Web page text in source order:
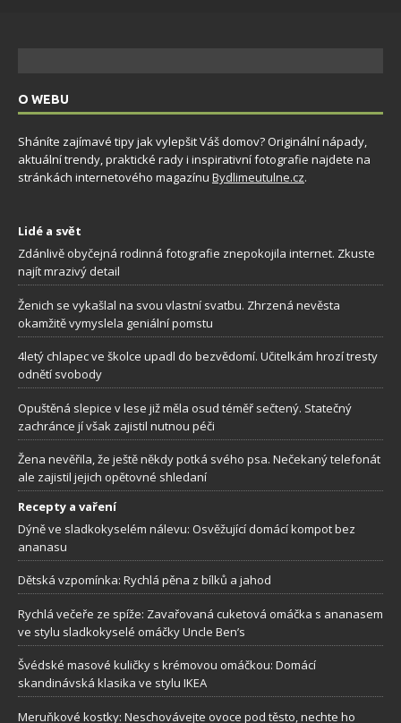
O WEBU
Sháníte zajímavé tipy jak vylepšit Váš domov? Originální nápady,
aktuální trendy, praktické rady i inspirativní fotografie najdete na
stránkách internetového magazínu Bydlimeutulne.cz.
Lidé a svět
Zdánlivě obyčejná rodinná fotografie znepokojila internet. Zkuste
najít mrazivý detail
Ženich se vykašlal na svou vlastní svatbu. Zhrzená nevěsta
okamžitě vymyslela geniální pomstu
4letý chlapec ve školce upadl do bezvědomí. Učitelkám hrozí tresty
odnětí svobody
Opuštěná slepice v lese již měla osud téměř sečtený. Statečný
zachránce jí však zajistil nutnou péči
Žena nevěřila, že ještě někdy potká svého psa. Nečekaný telefonát
ale zajistil jejich opětovné shledaní
Recepty a vaření
Dýně ve sladkokyselém nálevu: Osvěžující domácí kompot bez
ananasu
Dětská vzpomínka: Rychlá pěna z bílků a jahod
Rychlá večeře ze spíže: Zavařovaná cuketová omáčka s ananasem
ve stylu sladkokyselé omáčky Uncle Ben’s
Švédské masové kuličky s krémovou omáčkou: Domácí
skandinávská klasika ve stylu IKEA
Meruňkové kostky: Neschovávejte ovoce pod těsto, nechte ho